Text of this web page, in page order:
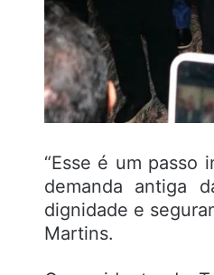
“Esse é um passo
demanda antiga
dignidade e
Martins.